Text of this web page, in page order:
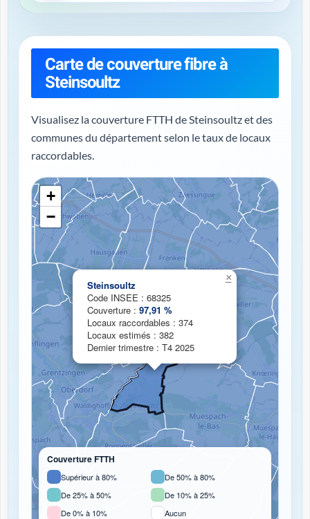
Carte de couverture fibre à
Steinsoultz
Visualisez la couverture FTTH de Steinsoultz et des
communes du département selon le taux de locaux
raccordables.
Chargement de la carte de couverture fibre...
Steinsoultz
Code INSEE : 68325
Couverture : 97,91 %
Locaux raccordables : 374
Locaux estimés : 382
Dernier trimestre : T4 2025
×
+
−
Couverture FTTH
Supérieur à 80%
De 50% à 80%
De 25% à 50%
De 10% à 25%
De 0% à 10%
Aucun